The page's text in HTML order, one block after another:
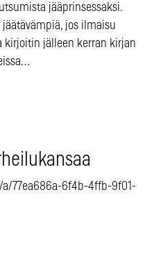
jääprinsessaksi.
jos ilmaisu
kirjoitin jälleen kerran kirjan
77ea686a-6f4b-4ffb-9f01-